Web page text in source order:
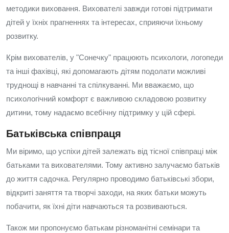
методики виховання. Вихователі завжди готові підтримати
дітей у їхніх прагненнях та інтересах, сприяючи їхньому
розвитку.
Крім вихователів, у "Сонечку" працюють психологи, логопеди
та інші фахівці, які допомагають дітям подолати можливі
труднощі в навчанні та спілкуванні. Ми вважаємо, що
психологічний комфорт є важливою складовою розвитку
дитини, тому надаємо всебічну підтримку у цій сфері.
Батьківська співпраця
Ми віримо, що успіхи дітей залежать від тісної співпраці між
батьками та вихователями. Тому активно залучаємо батьків
до життя садочка. Регулярно проводимо батьківські збори,
відкриті заняття та творчі заходи, на яких батьки можуть
побачити, як їхні діти навчаються та розвиваються.
Також ми пропонуємо батькам різноманітні семінари та